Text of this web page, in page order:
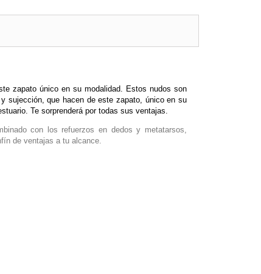
zapato único en su modalidad. Estos nudos son
sujección, que hacen de este zapato, único en su
Te sorprenderá por todas sus ventajas.
con los refuerzos en dedos y metatarsos,
de ventajas a tu alcance.